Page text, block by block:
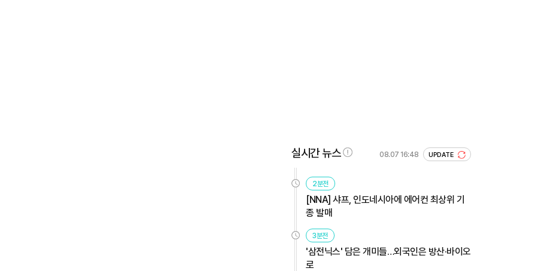
실시간 뉴스 08.07 16:48 UPDATE
2분전
[NNA] 샤프, 인도네시아에 에어컨 최상위 기
종 발매
3분전
'삼전닉스' 담은 개미들…외국인은 방산·바이오
로